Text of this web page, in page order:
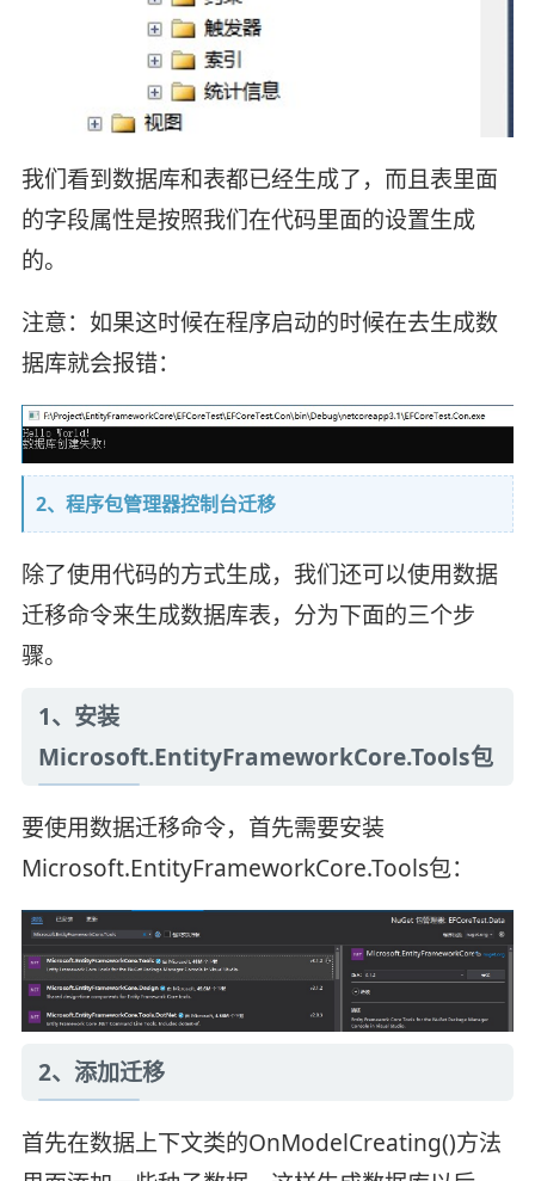
我们看到数据库和表都已经生成了，而且表里面
的字段属性是按照我们在代码里面的设置生成
的。
注意：如果这时候在程序启动的时候在去生成数
据库就会报错：
2、程序包管理器控制台迁移
除了使用代码的方式生成，我们还可以使用数据
迁移命令来生成数据库表，分为下面的三个步
骤。
1、安装
Microsoft.EntityFrameworkCore.Tools包
要使用数据迁移命令，首先需要安装
Microsoft.EntityFrameworkCore.Tools包：
2、添加迁移
首先在数据上下文类的OnModelCreating()方法